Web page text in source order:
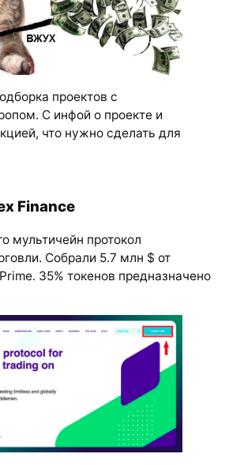
проектов с
С инфой о проекте и
что нужно сделать для
Finance
мультичейн протокол
Собрали 5.7 млн $ от
35% токенов предназначено